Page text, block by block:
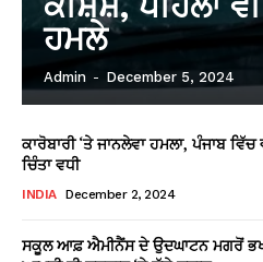
ਹਮਲੇ
Admin - December 5, 2024
ਕਾਰੋਬਾਰੀ ‘ਤੇ ਜਾਨਲੇਵਾ ਹਮਲਾ, ਪੰਜਾਬ
ਚਿੰਤਾ ਵਧੀ
INDIA December 2, 2024
ਸਕੂਲ ਆਫ਼ ਐਮੀਨੈਂਸ ਦੇ ਉਦਘਾਟਨ ਮਗਰੋਂ